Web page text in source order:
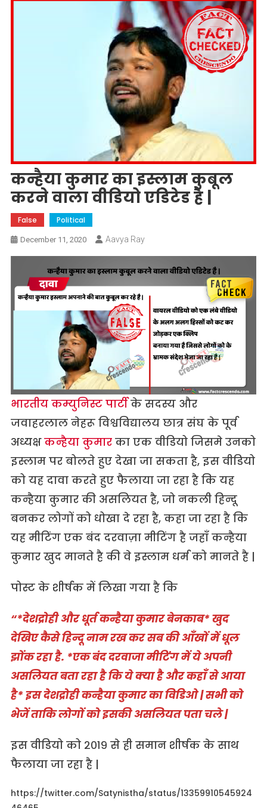
कन्हैया कुमार का इस्लाम कुबूल
करने वाला वीडियो एडिटेड है |
False Political
December 11, 2020 Aavya Ray
भारतीय कम्युनिस्ट पार्टीके सदस्य और
जवाहरलाल नेहरू विश्वविद्यालय छात्र संघ के पूर्व
अध्यक्षकन्हैया कुमारका एक वीडियो जिसमे उनको
इस्लाम पर बोलते हुए देखा जा सकता है, इस वीडियो
को यह दावा करते हुए फैलाया जा रहा है कि यह
कन्हैया कुमार की असलियत है, जो नकली हिन्दू
बनकर लोगों को धोखा दे रहा है, कहा जा रहा है कि
यह मीटिंग एक बंद दरवाज़ा मीटिंग है जहाँ कन्हैया
कुमार खुद मानते है की वे इस्लाम धर्म को मानते है |
पोस्ट के शीर्षक में लिखा गया है कि
“*देशद्रोही और धूर्त कन्हैया कुमार बेनकाब* खुद
देखिए कैसे हिन्दू नाम रख कर सब की आँखों में धूल
झोंक रहा है. *एक बंद दरवाजा मीटिंग में ये अपनी
असलियत बता रहा है कि ये क्या है और कहाँ से आया
है* इस देशद्रोही कन्हैया कुमार का विडिओ | सभी को
भेजें ताकि लोगों को इसकी असलियत पता चले |
इस वीडियो को २०१९ से ही समान शीर्षक के साथ
फैलाया जा रहा है |
https://twitter.com/Satynistha/status/13359910545924